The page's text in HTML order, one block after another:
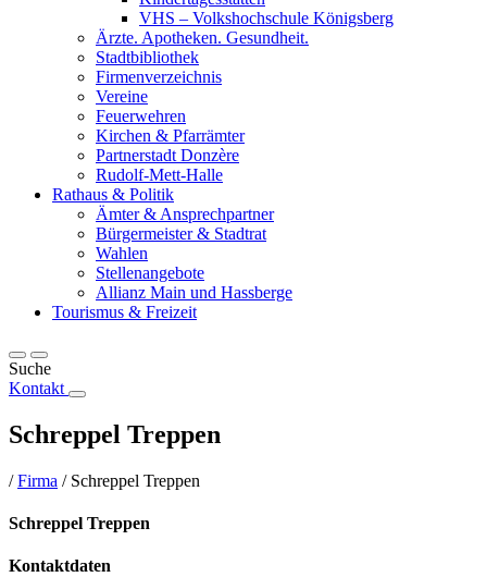
VHS – Volks­hoch­schule Königsberg
Ärzte. Apotheken. Gesundheit.
Stadtbibliothek
Firmenverzeichnis
Vereine
Feuerwehren
Kirchen & Pfarrämter
Partnerstadt Donzère
Rudolf-Mett-Halle
Rathaus & Politik
Ämter & Ansprechpartner
Bürgermeister & Stadtrat
Wahlen
Stellenangebote
Allianz Main und Hassberge
Tourismus & Freizeit
Suche
Kontakt
Schreppel Treppen
/Firma / Schreppel Treppen
Schreppel Treppen
Kontaktdaten